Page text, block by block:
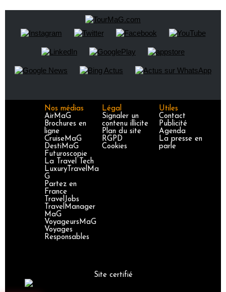
Nos médias
AirMaG
Brochures en
ligne
CruiseMaG
DestiMaG
Futuroscopie
La Travel Tech
LuxuryTravelMa
G
Partez en
France
TravelJobs
TravelManager
MaG
VoyageursMaG
Voyages
Responsables
Légal
Signaler un
contenu illicite
Plan du site
RGPD
Cookies
Utiles
Contact
Publicité
Agenda
La presse en
parle
Site certifié